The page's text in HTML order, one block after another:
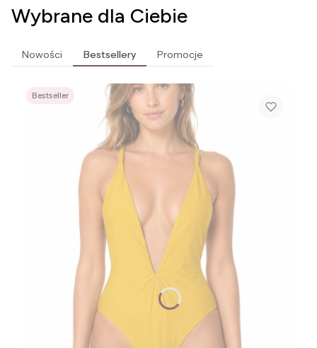
Wybrane dla Ciebie
Nowości Bestsellery Promocje
Bestseller